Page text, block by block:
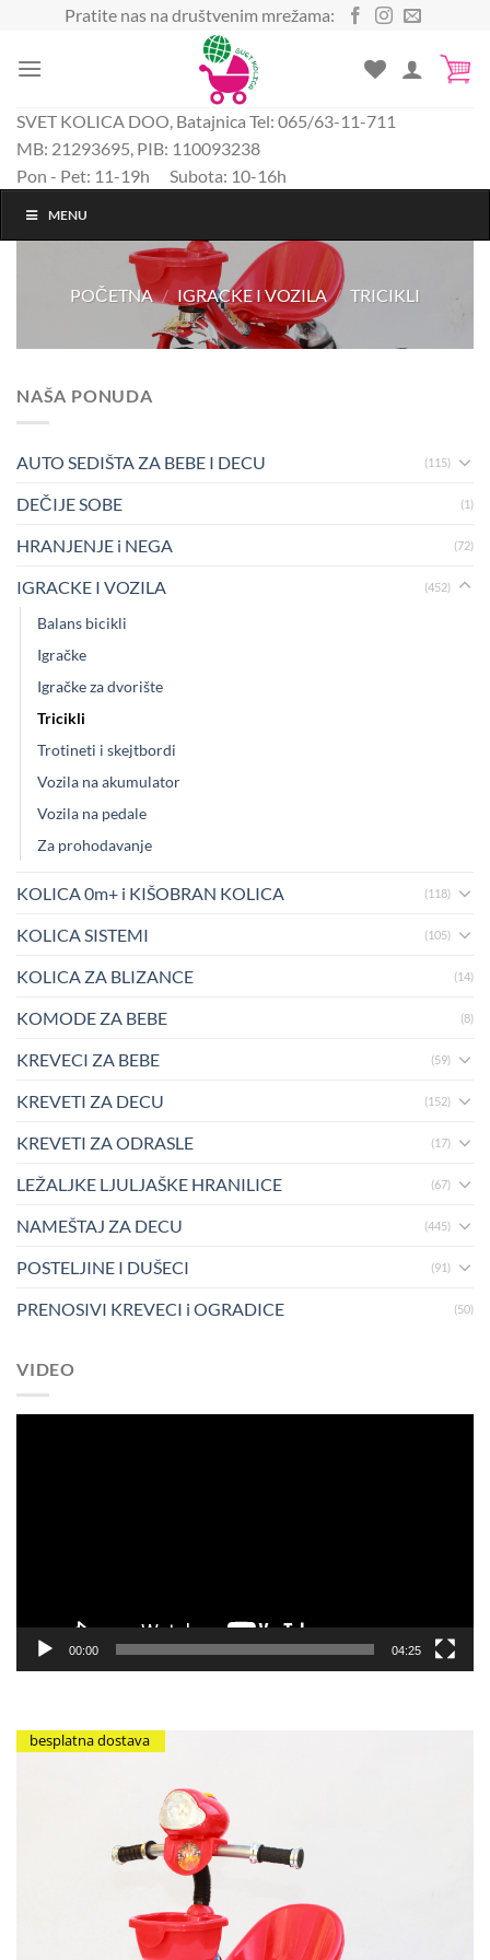
sadržaj
Pratite nas na društvenim mrežama:
SVET KOLICA DOO, Batajnica Tel: 065/63-11-711
MB: 21293695, PIB: 110093238
Pon - Pet: 11-19h Subota: 10-16h
MENU
POČETNA / IGRACKE I VOZILA / TRICIKLI
NAŠA PONUDA
AUTO SEDIŠTA ZA BEBE I DECU (115)
DEČIJE SOBE (1)
HRANJENJE i NEGA (72)
IGRACKE I VOZILA (452)
Balans bicikli
Igračke
Igračke za dvorište
Tricikli
Trotineti i skejtbordi
Vozila na akumulator
Vozila na pedale
Za prohodavanje
KOLICA 0m+ i KIŠOBRAN KOLICA (118)
KOLICA SISTEMI (105)
KOLICA ZA BLIZANCE (14)
KOMODE ZA BEBE (8)
KREVECI ZA BEBE (59)
KREVETI ZA DECU (152)
KREVETI ZA ODRASLE (17)
LEŽALJKE LJULJAŠKE HRANILICE (67)
NAMEŠTAJ ZA DECU (445)
POSTELJINE I DUŠECI (91)
PRENOSIVI KREVECI i OGRADICE (50)
VIDEO
00:00 04:25
besplatna dostava